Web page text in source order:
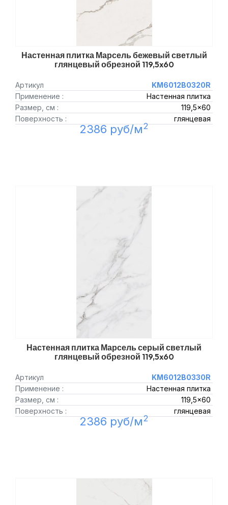
Настенная плитка Марсель бежевый светлый
глянцевый обрезной 119,5x60
Артикул
KM6012B0320R
Применение :
Настенная плитка
Размер, см :
119,5x60
Поверхность :
глянцевая
2386 руб/м2
Настенная плитка Марсель серый светлый
глянцевый обрезной 119,5x60
Артикул
KM6012B0330R
Применение :
Настенная плитка
Размер, см :
119,5x60
Поверхность :
глянцевая
2386 руб/м2